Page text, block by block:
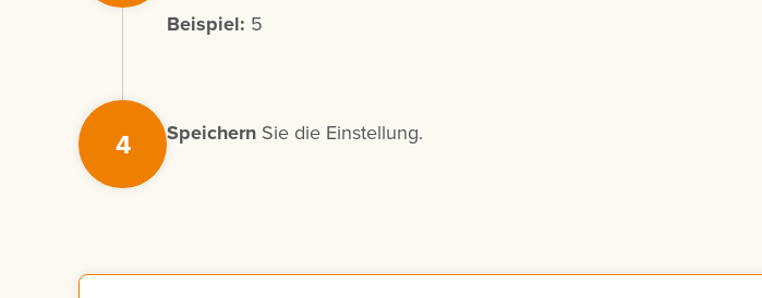
Beispiel: 5
4 Speichern Sie die Einstellung.